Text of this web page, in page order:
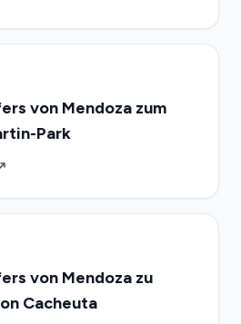
von Mendoza zum
Park
von Mendoza zu
Cacheuta